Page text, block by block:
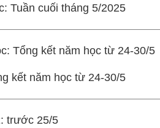
Tuần cuối tháng 5/2025
Tổng kết năm học từ 24-30/5
kết năm học từ 24-30/5
trước 25/5